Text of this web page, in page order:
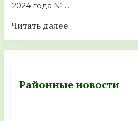
2024 года № ...
Читать далее
Районные новости